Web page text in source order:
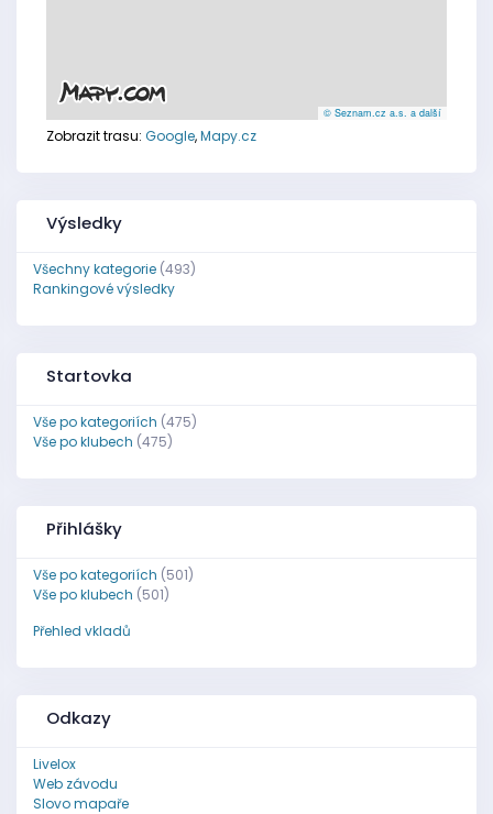
© Seznam.cz a.s. a další
Zobrazit trasu: Google,Mapy.cz
Výsledky
Všechny kategorie(493)
Rankingové výsledky
Startovka
Vše po kategoriích (475)
Vše po klubech (475)
Přihlášky
Vše po kategoriích (501)
Vše po klubech (501)
Přehled vkladů
Odkazy
Livelox
Web závodu
Slovo mapaře